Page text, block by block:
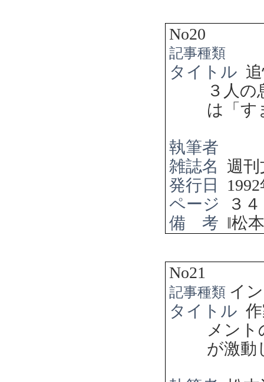
No20
記事種類
タイトル
３人
は「す
執筆者
雑誌名
週刊
発行日
1992
ページ
３
備 考 ‖松
No21
記事種類 イ
タイトル
メン
が激動